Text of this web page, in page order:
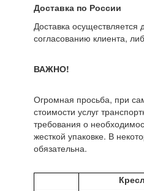
Доставка по России
Доставка
согласованию клиента,
ВАЖНО!
Огромная просьба, при
стоимости услуг
требования о
жесткой упаковке. В
обязательна.